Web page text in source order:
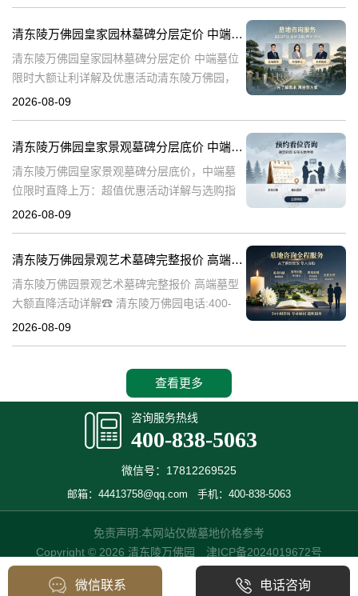
清东陵万佛园皇家园林墓碑分层定价 中端墓位限时大额让利详解及优惠活动
清东陵万佛园皇家园林墓碑分层定价 中端墓位
限时大额让利详解及优惠活动清东陵万佛园，
作为中国历史上著名的皇家陵园之一，承载着
2026-08-09
清东陵万佛园皇家景观墓碑分层底价 中端墓位限时直降上万：超值优惠活动详解与选购指南
清东陵万佛园皇家景观墓碑分层底价，中端墓
位限时直降上万：超值优惠活动详解与选购指
南☎ 清东陵万佛园电话:400-838-5063清东陵
2026-08-09
清东陵万佛园景观艺术墓碑完整报价 高端墓型大额直降活动详解
清东陵万佛园景观艺术墓碑完整报价 高端墓型
大额直降活动详解☎ 清东陵万佛园电话:400-
838-5063清东陵万佛园，作为中国著名的皇家
2026-08-09
查看更多
咨询服务热线
400-838-5063
微信号：17812269525
邮箱：44413758@qq.com 手机：400-838-5063
免责声明:本网站仅做墓地价格参考
Copyright © 2026 清东陵万佛园 津ICP备2024019672号
微信联系 电话咨询